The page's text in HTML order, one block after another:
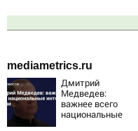
mediametrics.ru
Дмитрий
Медведев:
важнее всего
национальные